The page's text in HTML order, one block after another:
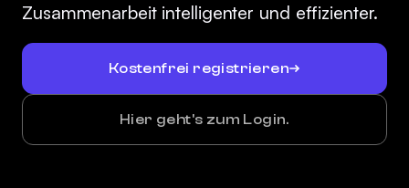
Zusammenarbeit intelligenter und effizienter.
Kostenfrei registrieren
Hier geht's zum Login.